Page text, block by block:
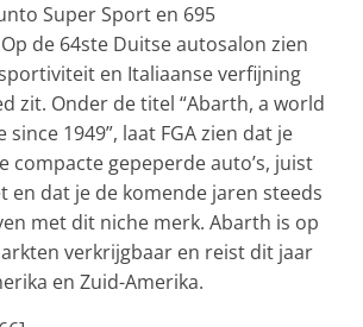
Super Sport en 695
de 64ste Duitse autosalon zien
en Italiaanse verfijning
zit. Onder de titel “Abarth, a world
1949”, laat FGA zien dat je
compacte gepeperde auto’s, juist
en dat je de komende jaren steeds
met dit niche merk. Abarth is op
verkrijgbaar en reist dit jaar
en Zuid-Amerika.